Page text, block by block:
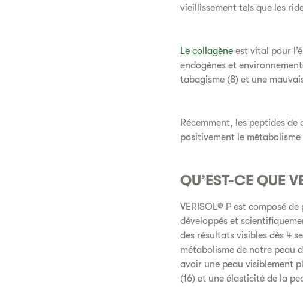
vieillissement tels que les
Le collagèneest vital pour
endogènes et
tabagisme (8) et une
Récemment, les peptides
positivement le métabolisme
QU’EST-CE QUE
VERISOL® P est composé
développés et
des résultats visibles dès 4
métabolisme de notre peau
avoir une peau visiblement
(16) et une élasticité de la